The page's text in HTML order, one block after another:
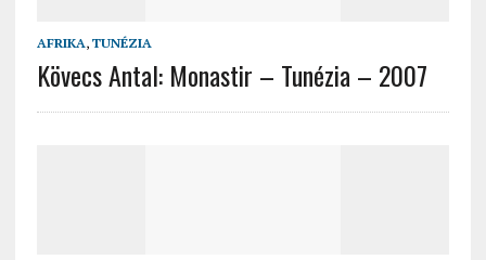
AFRIKA, TUNÉZIA
Kövecs Antal: Monastir – Tunézia – 2007